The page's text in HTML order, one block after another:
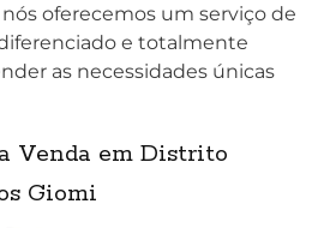
oferecemos um serviço de
e totalmente
as necessidades únicas
Venda em Distrito
Giomi